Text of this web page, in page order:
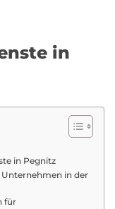
in
in Pegnitz
in der
für